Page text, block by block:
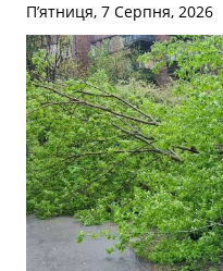
П’ятниця, 7 Серпня, 2026